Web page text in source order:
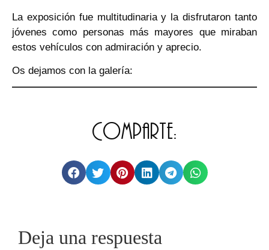
La exposición fue multitudinaria y la disfrutaron tanto
jóvenes como personas más mayores que miraban
estos vehículos con admiración y aprecio.
Os dejamos con la galería:
Comparte:
Deja una respuesta